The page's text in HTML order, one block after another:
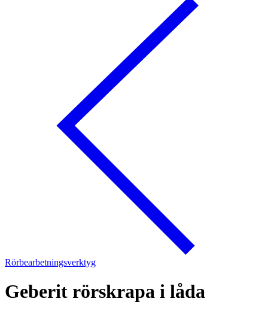
Rörbearbetningsverktyg
Geberit rörskrapa i låda